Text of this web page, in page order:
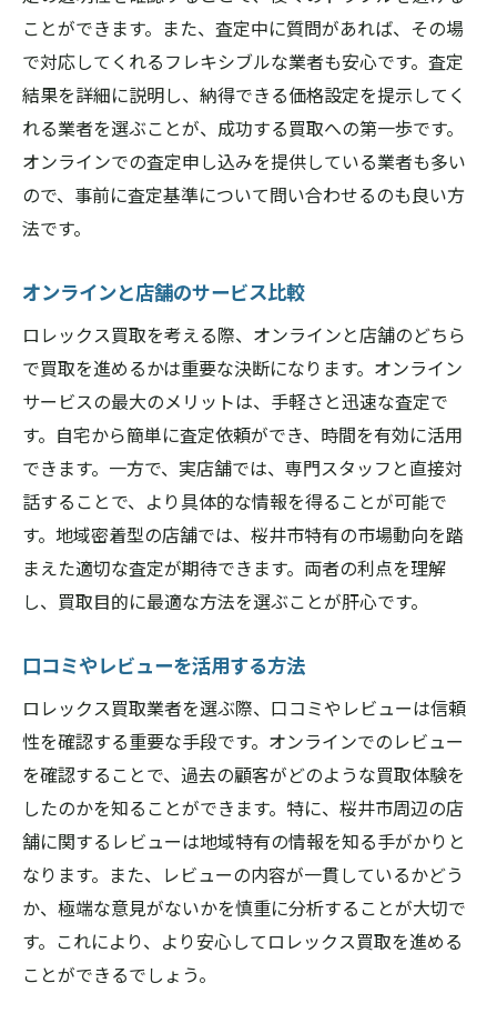
ことができます。また、査定中に質問があれば、その場
で対応してくれるフレキシブルな業者も安心です。査定
結果を詳細に説明し、納得できる価格設定を提示してく
れる業者を選ぶことが、成功する買取への第一歩です。
オンラインでの査定申し込みを提供している業者も多い
ので、事前に査定基準について問い合わせるのも良い方
法です。
オンラインと店舗のサービス比較
ロレックス買取を考える際、オンラインと店舗のどちら
で買取を進めるかは重要な決断になります。オンライン
サービスの最大のメリットは、手軽さと迅速な査定で
す。自宅から簡単に査定依頼ができ、時間を有効に活用
できます。一方で、実店舗では、専門スタッフと直接対
話することで、より具体的な情報を得ることが可能で
す。地域密着型の店舗では、桜井市特有の市場動向を踏
まえた適切な査定が期待できます。両者の利点を理解
し、買取目的に最適な方法を選ぶことが肝心です。
口コミやレビューを活用する方法
ロレックス買取業者を選ぶ際、口コミやレビューは信頼
性を確認する重要な手段です。オンラインでのレビュー
を確認することで、過去の顧客がどのような買取体験を
したのかを知ることができます。特に、桜井市周辺の店
舗に関するレビューは地域特有の情報を知る手がかりと
なります。また、レビューの内容が一貫しているかどう
か、極端な意見がないかを慎重に分析することが大切で
す。これにより、より安心してロレックス買取を進める
ことができるでしょう。